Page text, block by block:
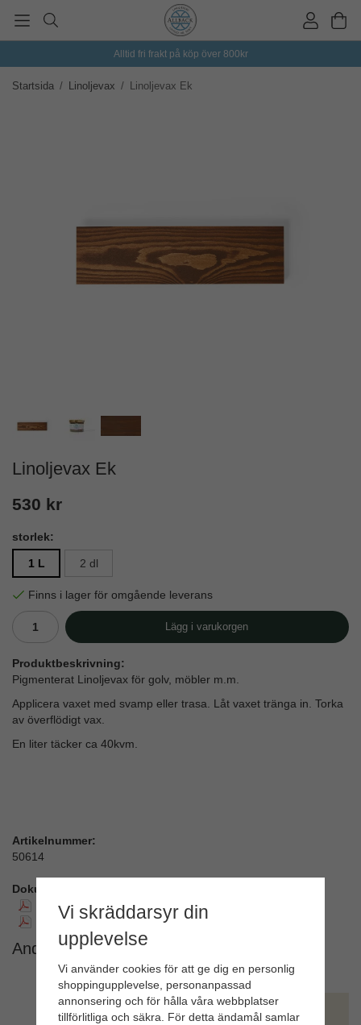
Alltid fri frakt på köp över 800kr
Startsida / Linoljevax / Linoljevax Ek
Linoljevax Ek
530 kr
storlek:
1 L 2 dl
Finns i lager för omgående leverans
Lägg i varukorgen
Produktbeskrivning:
Pigmenterat Linoljevax för golv, möbler m.m.
Applicera vaxet med svamp eller trasa. Låt vaxet tränga in. Torka
av överflödigt vax.
En liter täcker ca 40kvm.
Artikelnummer:
50614
Dokument:
SDB Svenska
SDB Engelska
Andra köpte även
Vi skräddarsyr din
upplevelse
Vi använder cookies för att ge dig en personlig
shoppingupplevelse, personanpassad
annonsering och för hålla våra webbplatser
tillförlitliga och säkra. För detta ändamål samlar